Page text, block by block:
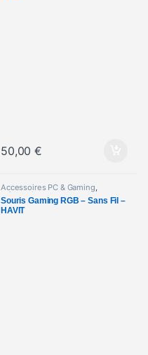
50,00€
Accessoires PC & Gaming,
Informatique
Souris Gaming RGB – Sans Fil –
HAVIT